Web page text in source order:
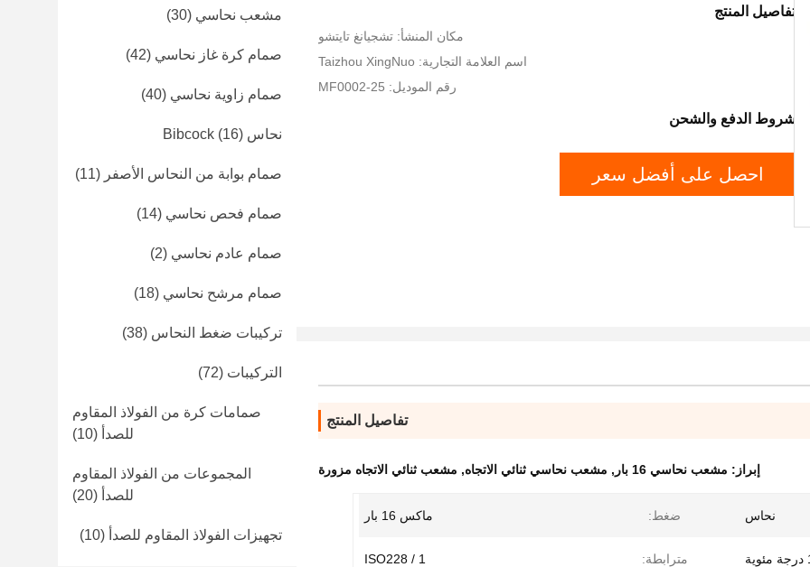
تفاصيل المنتج
مكان المنشأ: تشجيانغ تايتشو
اسم العلامة التجارية: Taizhou XingNuo
رقم الموديل: MF0002-25
شروط الدفع والشحن
احصل على أفضل سعر
تفاصيل المنتج
إبراز: مشعب نحاسي 16 بار , مشعب نحاسي ثنائي الاتجاه, مشعب ثنائي الاتجاه مزورة
نحاس ضغط: ماكس 16 بار
مترابطة: ISO228 / 1
مشعب نحاسي (30)
صمام كرة غاز نحاسي (42)
صمام زاوية نحاسي (40)
نحاس Bibcock (16)
صمام بوابة من النحاس الأصفر (11)
صمام فحص نحاسي (14)
صمام عادم نحاسي (2)
صمام مرشح نحاسي (18)
تركيبات ضغط النحاس (38)
التركيبات (72)
صمامات كرة من الفولاذ المقاوم
للصدأ (10)
المجموعات من الفولاذ المقاوم
للصدأ (20)
تجهيزات الفولاذ المقاوم للصدأ (10)